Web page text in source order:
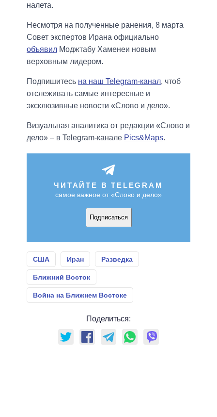
налета.
Несмотря на полученные ранения, 8 марта
Совет экспертов Ирана официально
объявил Моджтабу Хаменеи новым
верховным лидером.
Подпишитесь на наш Telegram-канал, чтоб
отслеживать самые интересные и
эксклюзивные новости «Слово и дело».
Визуальная аналитика от редакции «Слово и
дело» – в Telegram-канале Pics&Maps.
ЧИТАЙТЕ В TELEGRAM
самое важное от «Слово и дело»
Подписаться
США Иран Разведка
Ближний Восток
Война на Ближнем Востоке
Поделиться: